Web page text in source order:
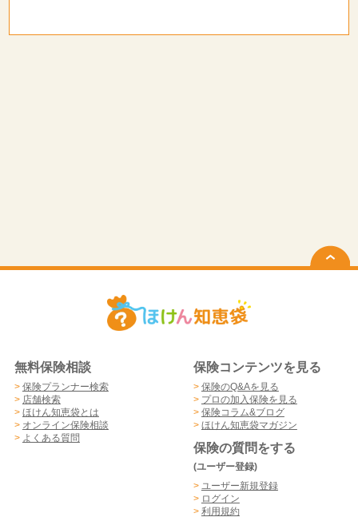
無料保険相談
> 保険プランナー検索
> 店舗検索
> ほけん知恵袋とは
> オンライン保険相談
> よくある質問
保険コンテンツを見る
> 保険のQ&Aを見る
> プロの加入保険を見る
> 保険コラム&ブログ
> ほけん知恵袋マガジン
保険の質問をする
(ユーザー登録)
> ユーザー新規登録
> ログイン
> 利用規約